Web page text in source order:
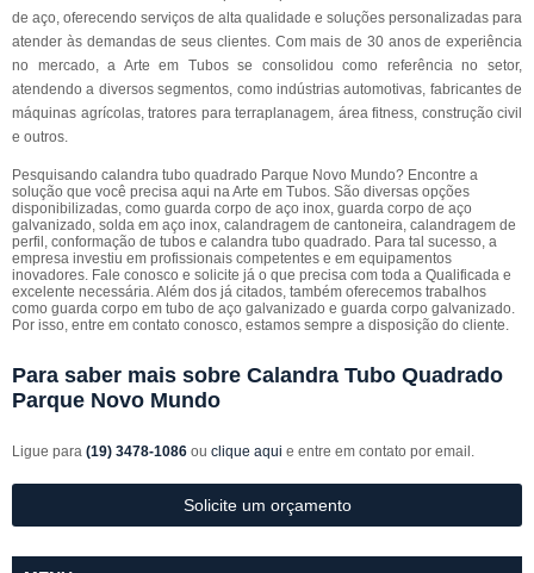
de aço, oferecendo serviços de alta qualidade e soluções personalizadas para
atender às demandas de seus clientes. Com mais de 30 anos de experiência
no mercado, a Arte em Tubos se consolidou como referência no setor,
atendendo a diversos segmentos, como indústrias automotivas, fabricantes de
máquinas agrícolas, tratores para terraplanagem, área fitness, construção civil
e outros.
Pesquisando calandra tubo quadrado Parque Novo Mundo? Encontre a
solução que você precisa aqui na Arte em Tubos. São diversas opções
disponibilizadas, como guarda corpo de aço inox, guarda corpo de aço
galvanizado, solda em aço inox, calandragem de cantoneira, calandragem de
perfil, conformação de tubos e calandra tubo quadrado. Para tal sucesso, a
empresa investiu em profissionais competentes e em equipamentos
inovadores. Fale conosco e solicite já o que precisa com toda a Qualificada e
excelente necessária. Além dos já citados, também oferecemos trabalhos
como guarda corpo em tubo de aço galvanizado e guarda corpo galvanizado.
Por isso, entre em contato conosco, estamos sempre a disposição do cliente.
Para saber mais sobre Calandra Tubo Quadrado
Parque Novo Mundo
Ligue para (19) 3478-1086 ou clique aqui e entre em contato por email.
Solicite um orçamento